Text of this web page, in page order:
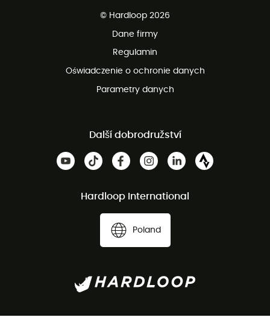
© Hardloop 2026
Dane firmy
Regulamin
Oświadczenie o ochronie danych
Parametry danych
Další dobrodružství
Hardloop International
Poland